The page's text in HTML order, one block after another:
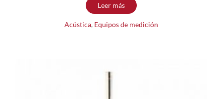
Leer más
Acústica, Equipos de medición